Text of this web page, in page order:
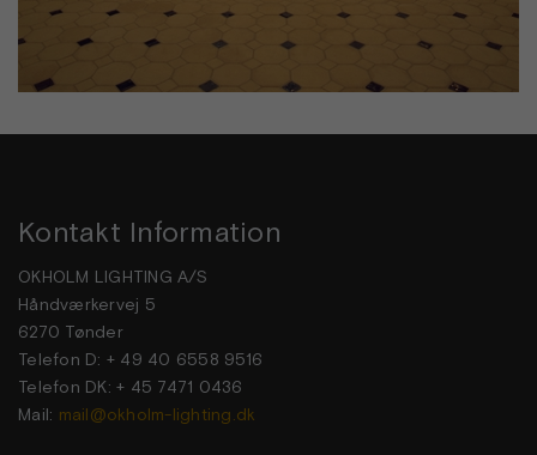
Kontakt Information
OKHOLM LIGHTING A/S
Håndværkervej 5
6270 Tønder
Telefon D: + 49 40 6558 9516
Telefon DK: + 45 7471 0436
Mail: mail@okholm-lighting.dk